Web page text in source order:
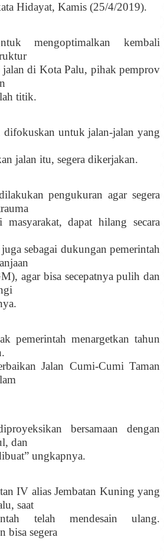
Hidayat, Kamis (25/4/2019).
mengoptimalkan kembali
jalan di Kota Palu, pihak pemprov
titik.
untuk jalan-jalan yang
jalan itu, segera dikerjakan.
pengukuran agar segera
dapat hilang secara
sebagai dukungan pemerintah
agar bisa secepatnya pulih dan
.
pemerintah menargetkan tahun
Jalan Cumi-Cumi Taman
bersamaan dengan
dan
ungkapnya.
IV alias Jembatan Kuning yang
saat
telah mendesain ulang.
bisa segera